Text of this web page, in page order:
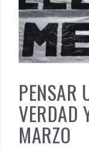
PENSAR
sustentibilidad.
PENSAR
VERDAD
MARZO